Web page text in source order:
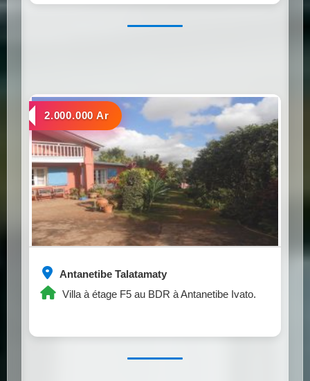
Antanetibe Talatamaty
Villa à étage F5 au BDR à Antanetibe Ivato.
a louer
2.000.000 Ar